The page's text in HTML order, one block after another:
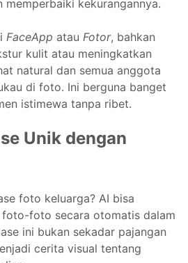
memperbaiki kekurangannya.
FaceApp atau Fotor, bahkan
kulit atau meningkatkan
natural dan semua anggota
di foto. Ini berguna banget
istimewa tanpa ribet.
Unik dengan
foto keluarga? AI bisa
foto-foto secara otomatis dalam
ini bukan sekadar pajangan
cerita visual tentang